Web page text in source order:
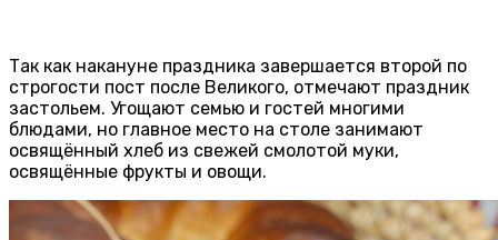
Так как накануне праздника завершается второй по
строгости пост после Великого, отмечают праздник
застольем. Угощают семью и гостей многими
блюдами, но главное место на столе занимают
освящённый хлеб из свежей смолотой муки,
освящённые фрукты и овощи.